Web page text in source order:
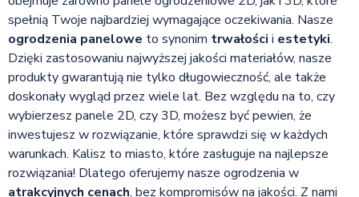
spełnią Twoje najbardziej wymagające oczekiwania. Nasze
ogrodzenia panelowe to synonim trwałości i estetyki.
Dzięki zastosowaniu najwyższej jakości materiałów, nasze
produkty gwarantują nie tylko długowieczność, ale także
doskonały wygląd przez wiele lat. Bez względu na to, czy
wybierzesz panele 2D, czy 3D, możesz być pewien, że
inwestujesz w rozwiązanie, które sprawdzi się w każdych
warunkach. Kalisz to miasto, które zasługuje na najlepsze
rozwiązania! Dlatego oferujemy nasze ogrodzenia w
atrakcyjnych cenach, bez kompromisów na jakości. Z nami